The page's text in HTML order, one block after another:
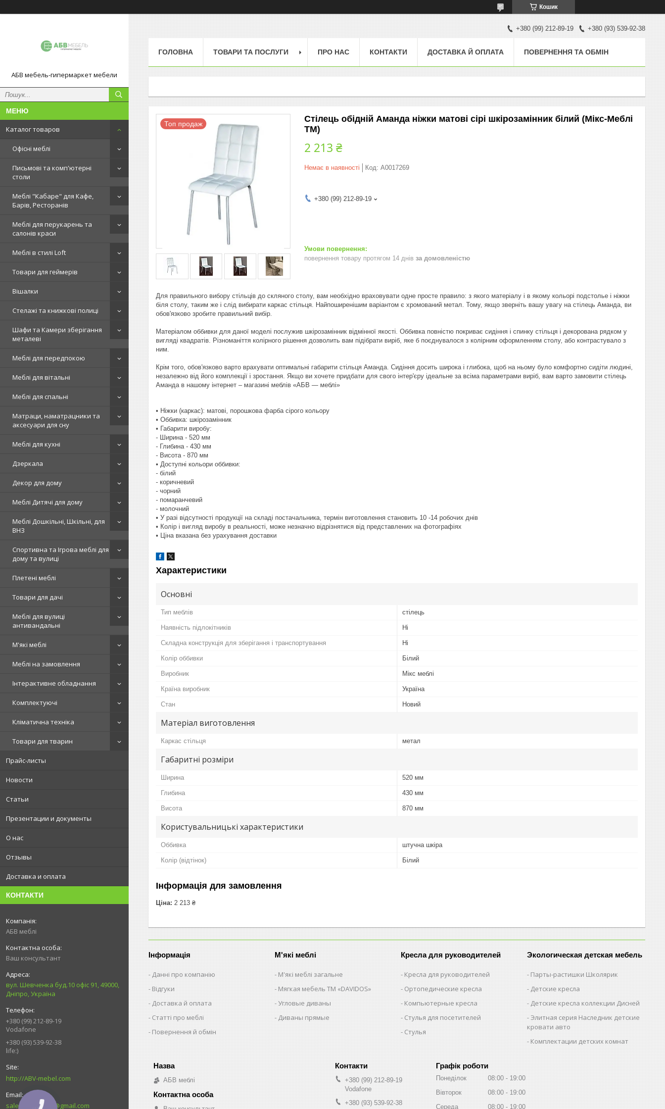
Кошик
АБВ мебель-гипермаркет мебели
Каталог товаров
Офісні меблі
Письмові та комп'ютерні
столи
Меблі "Кабаре" для Кафе,
Барів, Ресторанів
Меблі для перукарень та
салонів краси
Меблі в стилі Loft
Товари для геймерів
Вішалки
Стелажі та книжкові полиці
Шафи та Камери зберігання
металеві
Меблі для передпокою
Меблі для вітальні
Меблі для спальні
Матраци, наматрацники та
аксесуари для сну
Меблі для кухні
Дзеркала
Декор для дому
Меблі Дитячі для дому
Меблі Дошкільні, Шкільні, для
ВНЗ
Спортивна та Ігрова меблі для
дому та вулиці
Плетені меблі
Товари для дачі
Меблі для вулиці
антивандальні
М'які меблі
Меблі на замовлення
Інтерактивне обладнання
Комплектуючі
Кліматична техніка
Товари для тварин
Прайс-листы
Новости
Статьи
Презентации и документы
О нас
Отзывы
Доставка и оплата
КОНТАКТИ
АБВ меблі
Ваш консультант
вул. Шевченка буд.10 офіс 91, 49000,
Дніпро, Україна
+380 (99) 212-89-19
Vodafone
+380 (93) 539-92-38
life:)
http://ABV-mebel.com
sales.abvmebel@gmail.com
+380 (99) 212-89-19 +380 (93) 539-92-38
ГОЛОВНА ТОВАРИ ТА ПОСЛУГИ ПРО НАС КОНТАКТИ ДОСТАВКА Й ОПЛАТА ПОВЕРНЕННЯ ТА ОБМІН
Топ продаж
Стілець обідній Аманда ніжки матові сірі шкірозамінник білий (Мікс-Меблі
ТМ)
2 213 ₴
Немає в наявності Код: А0017269
+380 (99) 212-89-19
повернення товару протягом 14 днів за домовленістю
Для правильного вибору стільців до скляного столу, вам необхідно враховувати одне просте правило: з якого матеріалу і в якому кольорі подстолье і ніжки
біля столу, таким же і слід вибирати каркас стільця. Найпоширенішим варіантом є хромований метал. Тому, якщо зверніть вашу увагу на стілець Аманда, ви
обов'язково зробите правильний вибір.
Матеріалом оббивки для даної моделі послужив шкірозамінник відмінної якості. Оббивка повністю покриває сидіння і спинку стільця і декорована рядком у
вигляді квадратів. Різноманіття колірного рішення дозволить вам підібрати виріб, яке б поєднувалося з колірним оформленням столу, або контрастувало з
ним.
Крім того, обов'язково варто врахувати оптимальні габарити стільця Аманда. Сидіння досить широка і глибока, щоб на ньому було комфортно сидіти людині,
незалежно від його комплекції і зростання. Якщо ви хочете придбати для свого інтер'єру ідеальне за всіма параметрами виріб, вам варто замовити стілець
Аманда в нашому інтернет – магазині меблів «АБВ ― меблі»
• Ніжки (каркас): матові, порошкова фарба сірого кольору
• Оббивка: шкірозамінник
• Габарити виробу:
- Ширина - 520 мм
- Глибина - 430 мм
- Висота - 870 мм
• Доступні кольори оббивки:
- білий
- коричневий
- чорний
- помаранчевий
- молочний
• У разі відсутності продукції на складі постачальника, термін виготовлення становить 10 -14 робочих днів
• Колір і вигляд виробу в реальності, може незначно відрізнятися від представлених на фотографіях
• Ціна вказана без урахування доставки
Характеристики
Основні
Тип меблів стілець
Наявність підлокітників Ні
Складна конструкція для зберігання і транспортування Ні
Колір оббивки Білий
Виробник Мікс меблі
Країна виробник Україна
Стан Новий
Матеріал виготовлення
Каркас стільця метал
Габаритні розміри
Ширина 520 мм
Глибина 430 мм
Висота 870 мм
Користувальницькі характеристики
Оббивка штучна шкіра
Колір (відтінок) Білий
Інформація для замовлення
Ціна: 2 213 ₴
Інформація
Данні про компанію
Відгуки
Доставка й оплата
Статті про меблі
Повернення й обмін
М'які меблі
М'які меблі загальне
Мягкая мебель ТМ «DAVIDOS»
Угловые диваны
Диваны прямые
Кресла для руководителей
Кресла для руководителей
Ортопедические кресла
Компьютерные кресла
Стулья для посетителей
Стулья
Экологическая детская мебель
Парты-растишки Школярик
Детские кресла
Детские кресла коллекции Дисней
Элитная серия Наследник детские
кровати авто
Комплектации детских комнат
АБВ меблі
+380 (99) 212-89-19
Vodafone
+380 (93) 539-92-38
Графік роботи
Понеділок 08:00
19:00
Вівторок
08:00
19:00
Середа
08:00 19:00
КНОПКА